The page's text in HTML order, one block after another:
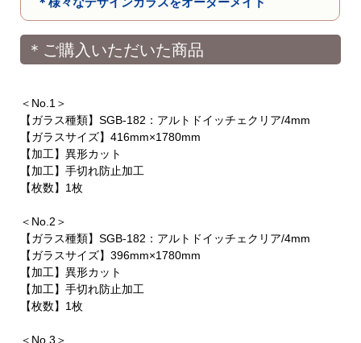
＊様々なデザインガラスをオーダーメイド
＊ご購入いただいた商品
＜No.1＞
【ガラス種類】SGB-182：アルトドイッチェクリア/4mm
【ガラスサイズ】416mm×1780mm
【加工】異形カット
【加工】手切れ防止加工
【枚数】1枚
＜No.2＞
【ガラス種類】SGB-182：アルトドイッチェクリア/4mm
【ガラスサイズ】396mm×1780mm
【加工】異形カット
【加工】手切れ防止加工
【枚数】1枚
＜No.3＞